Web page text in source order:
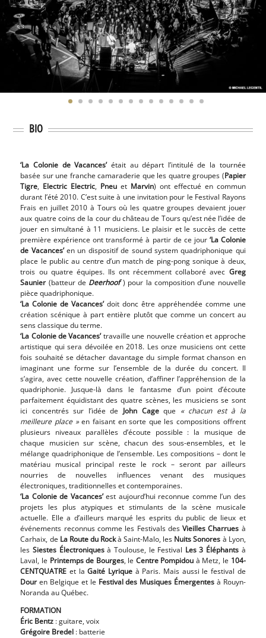
BIO
‘La Colonie de Vacances’était au départ l’intitulé de la tournée
basée sur une franche camaraderie que les quatre groupes (Papier
Tigre, Electric Electric, Pneuet Marvin) ont effectué en commun
durant l’été 2010. C’est suite à une invitation pour le Festival Rayons
Frais en juillet 2010 à Tours où les quatre groupes devaient jouer
aux quatre coins de la cour du château de Tours qu’est née l’idée de
jouer en simultané à 11 musiciens. Le plaisir et le succès de cette
première expérience ont transformé à partir de ce jour ‘La Colonie
de Vacances’en un dispositif de sound system quadriphonique qui
place le public au centre d’un match de ping-pong sonique à deux,
trois ou quatre équipes. Ils ont récemment collaboré avec Greg
Saunier(batteur de Deerhoof) pour la composition d’une nouvelle
pièce quadriphonique.
‘La Colonie de Vacances’doit donc être appréhendée comme une
création scénique à part entière plutôt que comme un concert au
sens classique du terme.
‘La Colonie de Vacances’ ​travaille ​une nouvelle​ création et​ approche
artistique​ qui sera dévoilée en 2018​. Les onze musiciens ont cette
fois souhaité se détacher davantage du simple format chanson en
imaginant une forme sur l’ensemble de la durée du concert. Il
s’agira, avec cette nouvelle création, d’affiner l’appréhension de la
quadriphonie. Jusque-là dans le fantasme d’un point d’écoute
parfaitement équidistant des quatre scènes, les musiciens se sont
ici concentrés sur l’idée de John Cageque « chacun est à la
meilleure place »en faisant en sorte que les compositions offrent
plusieurs niveaux parallèles d’écoute possible : la musique de
chaque musicien sur scène, chacun des sous-ensembles, et le
mélange quadriphonique de l’ensemble. Les compositions – dont le
matériau musical principal reste le rock – seront par ailleurs
nourries de nouvelles influences venant des musiques
électroniques, traditionnelles et contemporaines.
‘La Colonie de Vacances’est aujourd’hui reconnue comme l’un des
projets les plus atypiques et stimulants de la scène musicale
actuelle. Elle a d’ailleurs marqué les esprits du public de lieux et
événements reconnus comme les Festivals desVieilles Charrues à
Carhaix, de La Route du Rockà Saint-Malo, les Nuits Sonores à Lyon,
lesSiestes Électroniquesà Toulouse, le Festival Les 3 Éléphants à
Laval, le Printemps de Bourges, le Centre Pompidou à Metz, le 104-
CENTQUATRE et laGaité Lyrique à Paris. Mais aussi le festival de
Douren Belgique et le Festival des Musiques Émergentesà Rouyn-
Noranda au Québec.
FORMATION
Éric Bentz : guitare, voix
Grégoire Bredel : batterie